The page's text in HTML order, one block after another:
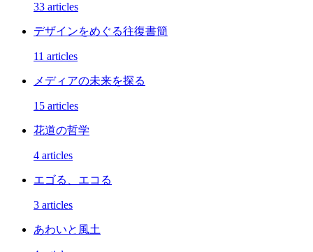
33 articles
デザインをめぐる往復書簡
11 articles
メディアの未来を探る
15 articles
花道の哲学
4 articles
エゴる、エコる
3 articles
あわいと風土